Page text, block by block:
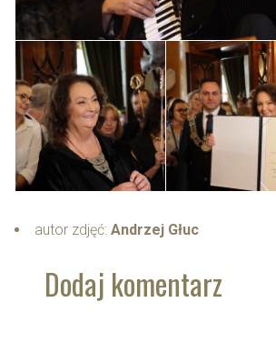
autor zdjęć: Andrzej Głuc
Dodaj komentarz